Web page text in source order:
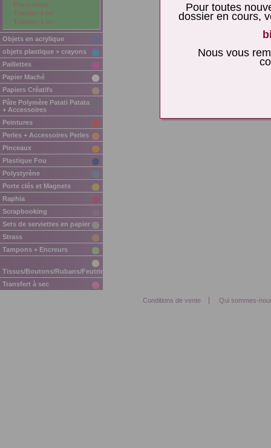
- Pinces résine
- Transfert à sec
- Transfert à sec
Objets en acrylique
objets plastique + crayons
Paillettes
Papier Maché
Papiers Créatifs
Pâte Polymère Patati Patata
+ Accessoires
Peintures
Perles + Accessoires Perles
Pinceaux
Plastique Fou
Polystyrène
Porte clés et Magnets
Raphia
Scrapbooking
Sets de serviettes en papier
Strass
Tampons + Encreurs
Tissus/Boutons/Rubans/Feutrine/Mousse
Transfert à sec
Conditions de vente Qui sommes-
Pour toutes
dossier en cours,
Nous vous